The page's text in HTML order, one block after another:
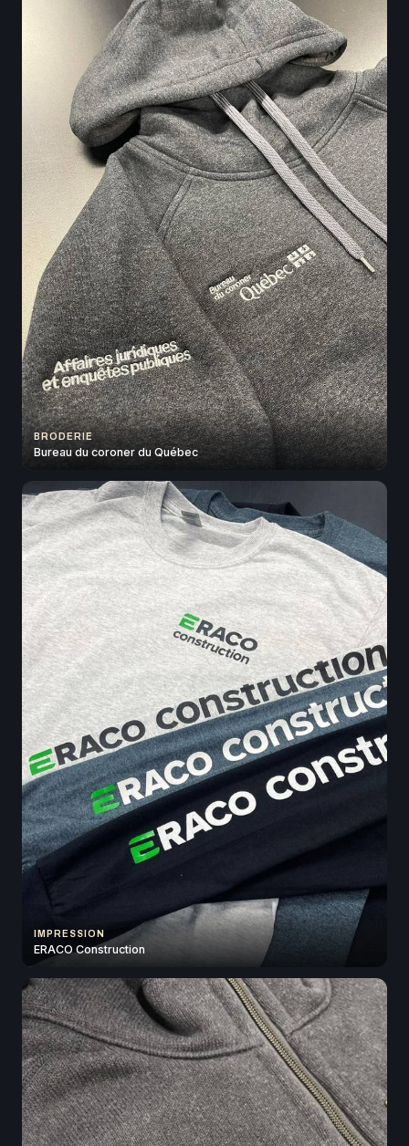
BRODERIE
Bureau du coroner du Québec
IMPRESSION
ERACO Construction